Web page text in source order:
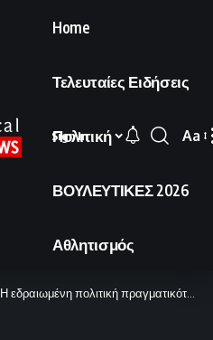
Home
Τελευταίες Ειδήσεις
Πολιτική
ΒΟΥΛΕΥΤΙΚΕΣ 2026
Αθλητισμός
Sign In
Font
Aa
Η εδραιωμένη πολιτική πραγματικότητα του ΕΛΑΜ